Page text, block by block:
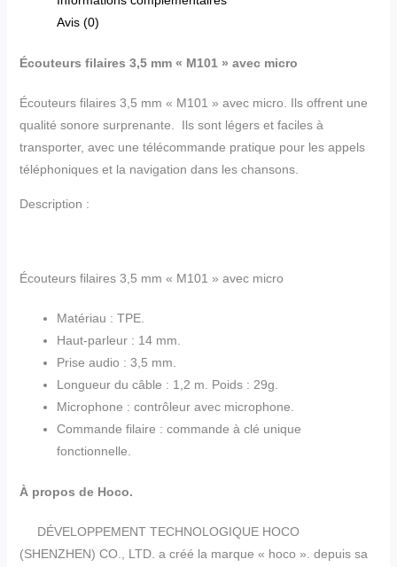
Avis (0)
Écouteurs filaires 3,5 mm « M101 » avec micro
Écouteurs filaires 3,5 mm « M101 » avec micro. Ils offrent une
qualité sonore surprenante. Ils sont légers et faciles à
transporter, avec une télécommande pratique pour les appels
téléphoniques et la navigation dans les chansons.
Description :
Écouteurs filaires 3,5 mm « M101 » avec micro
Matériau : TPE.
Haut-parleur : 14 mm.
Prise audio : 3,5 mm.
Longueur du câble : 1,2 m. Poids : 29g.
Microphone : contrôleur avec microphone.
Commande filaire : commande à clé unique
fonctionnelle.
À propos de Hoco.
DÉVELOPPEMENT TECHNOLOGIQUE HOCO
(SHENZHEN) CO., LTD. a créé la marque « hoco ». depuis sa